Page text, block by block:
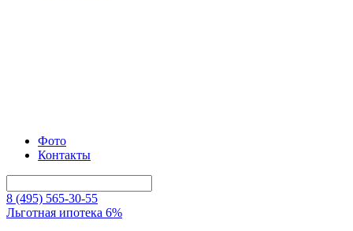
Фото
Контакты
8 (495) 565-30-55
Льготная ипотека 6%